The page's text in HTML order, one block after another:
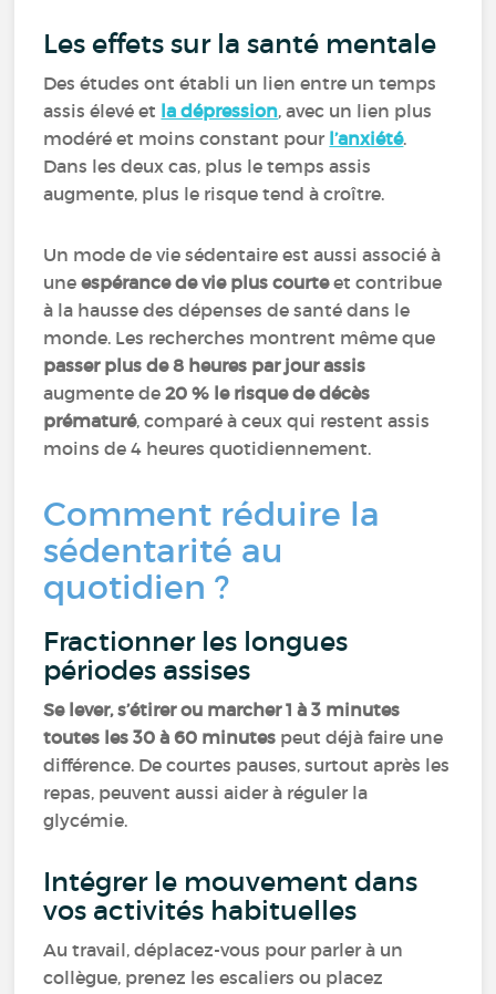
Les effets sur la santé mentale
Des études ont établi un lien entre un temps
assis élevé et la dépression, avec un lien plus
modéré et moins constant pour l’anxiété.
Dans les deux cas, plus le temps assis
augmente, plus le risque tend à croître.
Un mode de vie sédentaire est aussi associé à
uneespérance de vie plus courteet contribue
à la hausse des dépenses de santé dans le
monde. Les recherches montrent même que
passer plus de 8 heures par jour assis
augmente de20 % le risque de décès
prématuré, comparé à ceux qui restent assis
moins de 4 heures quotidiennement.
Comment réduire la
sédentarité au
quotidien ?
Fractionner les longues
périodes assises
Se lever, s’étirer ou marcher 1 à 3 minutes
toutes les 30 à 60 minutes peut déjà faire une
différence. De courtes pauses, surtout après les
repas, peuvent aussi aider à réguler la
glycémie.
Intégrer le mouvement dans
vos activités habituelles
Au travail, déplacez-vous pour parler à un
collègue, prenez les escaliers ou placez